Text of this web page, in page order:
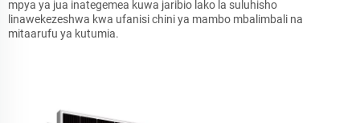
mpya ya jua inategemea kuwa jaribio lako la suluhisho
linawekezeshwa kwa ufanisi chini ya mambo mbalimbali na
mitaarufu ya kutumia.